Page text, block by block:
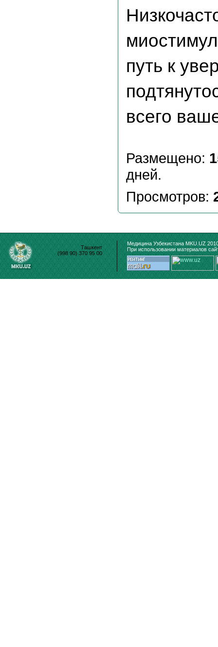
путь к
всего
Размещено:
дней.
Просмотров:
Ташкент
(998 90) 370 95 00
Медицина Узбекистана MKU.UZ
При использовании материалов